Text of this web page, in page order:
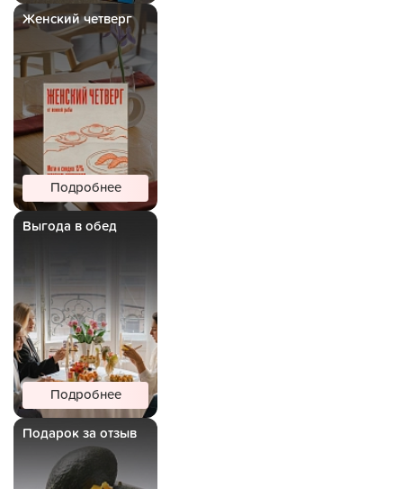
Женский четверг
Подробнее
Выгода в обед
Подробнее
Подарок за отзыв